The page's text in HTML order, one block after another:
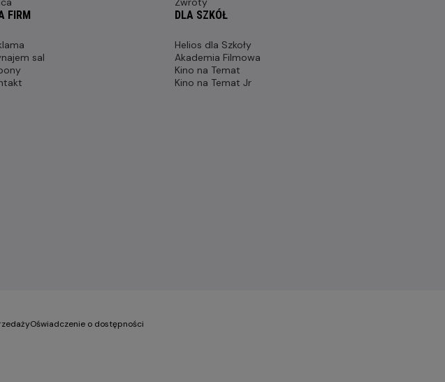
FIRM
sal
DLA SZKÓŁ
Helios dla Szkoły
Akademia Filmowa
Kino na Temat
Kino na Temat Jr
Oświadczenie o dostępności